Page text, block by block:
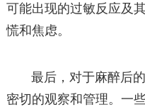
可能出现的过敏反应及
慌和焦虑。
最后，对于麻醉后
密切的观察和管理。一